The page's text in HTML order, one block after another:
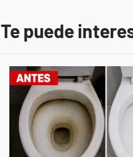
Te puede